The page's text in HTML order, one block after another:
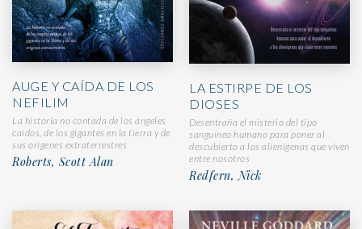
AUGE Y CAÍDA DE LOS
NEFILIM
La historia no contada de los ángeles
caídos, de los gigantes en la tierra y de
sus orígenes extraterrestres
Roberts, Scott Alan
LA ESTIRPE DE LOS
DIOSES
Desentraña el misterio del tipo
sanguíneo humano para poner al
descubierto a los alienígenas que viven
entre nosotros
Redfern, Nick